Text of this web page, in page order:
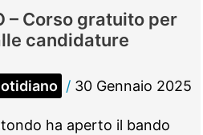
– Corso gratuito per
candidature
/ 30 Gennaio 2025
ha aperto il bando